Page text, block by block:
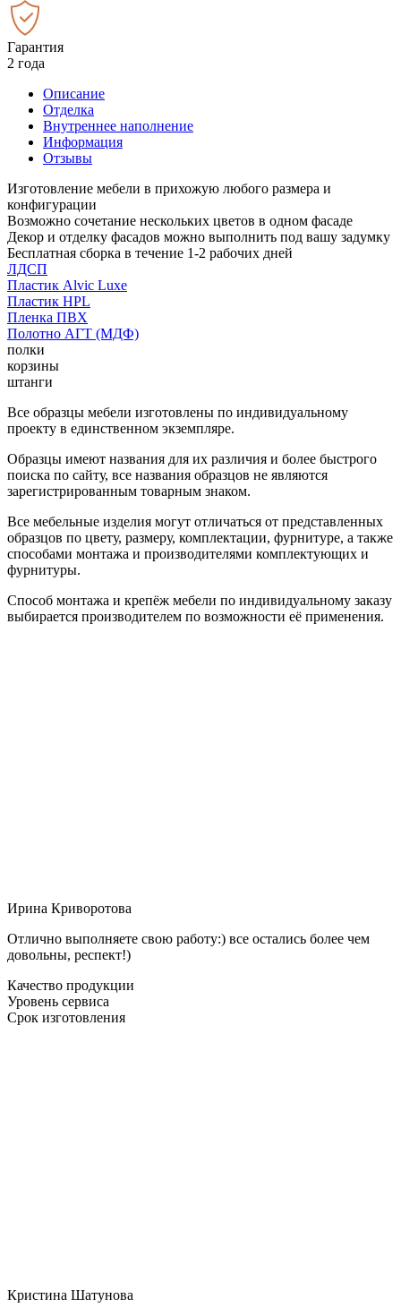
Гарантия
2 года
Описание
Отделка
Внутреннее наполнение
Информация
Отзывы
Изготовление мебели в прихожую любого размера и
конфигурации
Возможно сочетание нескольких цветов в одном фасаде
Декор и отделку фасадов можно выполнить под вашу задумку
Бесплатная сборка в течение 1-2 рабочих дней
ЛДСП
Пластик Alvic Luxe
Пластик HPL
Пленка ПВХ
Полотно АГТ (МДФ)
полки
корзины
штанги
Все образцы мебели изготовлены по индивидуальному
проекту в единственном экземпляре.
Образцы имеют названия для их различия и более быстрого
поиска по сайту, все названия образцов не являются
зарегистрированным товарным знаком.
Все мебельные изделия могут отличаться от представленных
образцов по цвету, размеру, комплектации, фурнитуре, а также
способами монтажа и производителями комплектующих и
фурнитуры.
Способ монтажа и крепёж мебели по индивидуальному заказу
выбирается производителем по возможности её применения.
Ирина Криворотова
Отлично выполняете свою работу:) все остались более чем
довольны, респект!)
Качество продукции
Уровень сервиса
Срок изготовления
Кристина Шатунова